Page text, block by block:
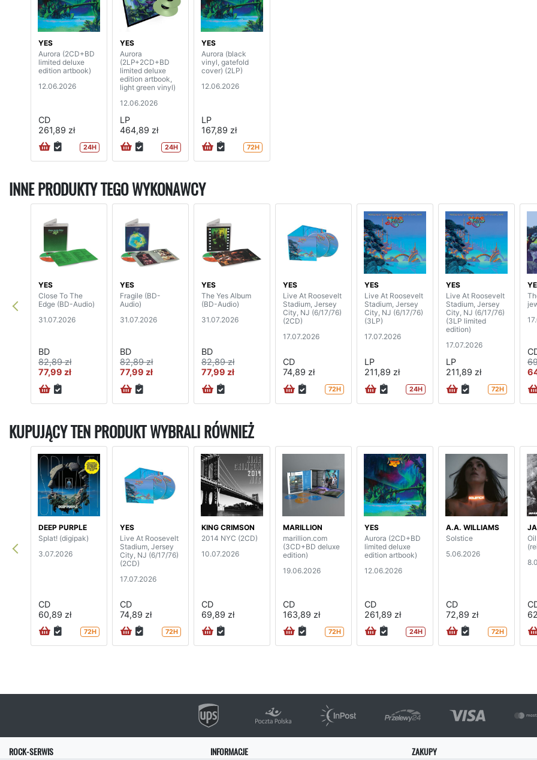
YES
Aurora (2CD+BD
limited deluxe
edition artbook)
12.06.2026
CD
261,89 zł
24H
YES
Aurora
(2LP+2CD+BD
limited deluxe
edition artbook,
light green vinyl)
12.06.2026
LP
464,89 zł
24H
YES
Aurora (black
vinyl, gatefold
cover) (2LP)
12.06.2026
LP
167,89 zł
72H
INNE PRODUKTY TEGO WYKONAWCY
YES
Close To The
Edge (BD-Audio)
31.07.2026
BD
82,89 zł
77,99 zł
YES
Fragile (BD-
Audio)
31.07.2026
BD
82,89 zł
77,99 zł
YES
The Yes Album
(BD-Audio)
31.07.2026
BD
82,89 zł
77,99 zł
YES
Live At Roosevelt
Stadium, Jersey
City, NJ (6/17/76)
(2CD)
17.07.2026
CD
74,89 zł
72H
YES
Live At Roosevelt
Stadium, Jersey
City, NJ (6/17/76)
(3LP)
17.07.2026
LP
211,89 zł
24H
YES
Live At Roosevelt
Stadium, Jersey
City, NJ (6/17/76)
(3LP limited
edition)
17.07.2026
LP
211,89 zł
72H
KUPUJĄCY TEN PRODUKT WYBRALI RÓWNIEŻ
DEEP PURPLE
Splat! (digipak)
3.07.2026
CD
60,89 zł
72H
YES
Live At Roosevelt
Stadium, Jersey
City, NJ (6/17/76)
(2CD)
17.07.2026
CD
74,89 zł
72H
KING CRIMSON
2014 NYC (2CD)
10.07.2026
CD
69,89 zł
MARILLION
marillion.com
(3CD+BD deluxe
edition)
19.06.2026
CD
163,89 zł
72H
YES
Aurora (2CD+BD
limited deluxe
edition artbook)
12.06.2026
CD
261,89 zł
24H
A.A. WILLIAMS
Solstice
5.06.2026
CD
72,89 zł
72H
ROCK-SERWIS INFORMACJE ZAKUPY